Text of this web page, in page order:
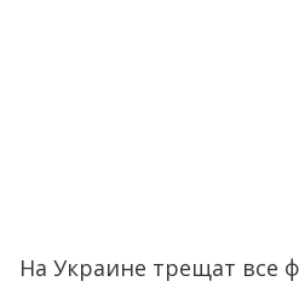
На Украине трещат все